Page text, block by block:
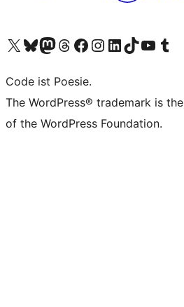
Unser X-Konto (früher Twitter) besuchen
Unser Bluesky-Konto besuchen
Unser Mastodon-Konto besuchen
Unser Threads-Konto besuchen
Unsere Facebook-Seite besuchen
Unser Instagram-Konto besuchen
Unser LinkedIn-Konto besuchen
Unser TikTok-Konto
Unseren YouTube-
Unser
Code ist Poesie.
The WordPress® trademark is
of the WordPress Foundation.